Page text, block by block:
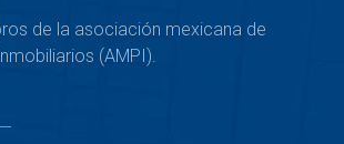
de la asociación mexicana de
(AMPI).